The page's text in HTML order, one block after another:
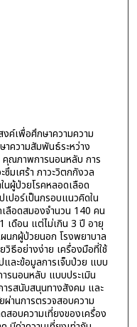
ค์เพื่อศึกษาความความ
าความสัมพันธ์ระหว่าง
คุณภาพการนอนหลับ การ
ซึมเศร้า ภาวะวิตกกังวล
ผู้ป่วยโรคหลอดเลือด
ปอร์เป็นกรอบแนวคิดใน
ลือดสมองจำนวน 140 คน
เดือน แต่ไม่เกิน 3 ปี อายุ
นกผู้ป่วยนอก โรงพยาบาล
ธีอย่างง่าย เครื่องมือที่ใช้
ละข้อมูลการเจ็บป่วย แบบ
รนอนหลับ แบบประเมิน
ารสนับสนุนทางสังคม และ
ผ่านการตรวจสอบความ
อบความเที่ยงของเครื่อง